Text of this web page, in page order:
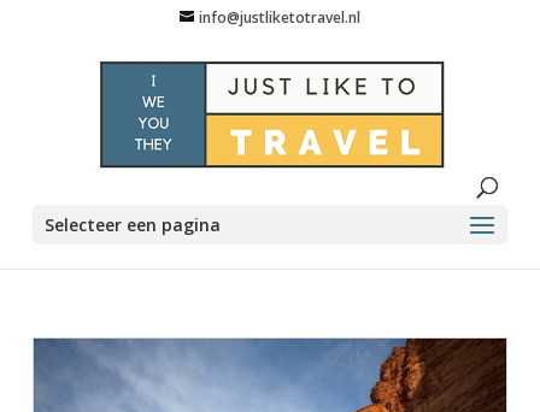
info@justliketotravel.nl
Selecteer een pagina